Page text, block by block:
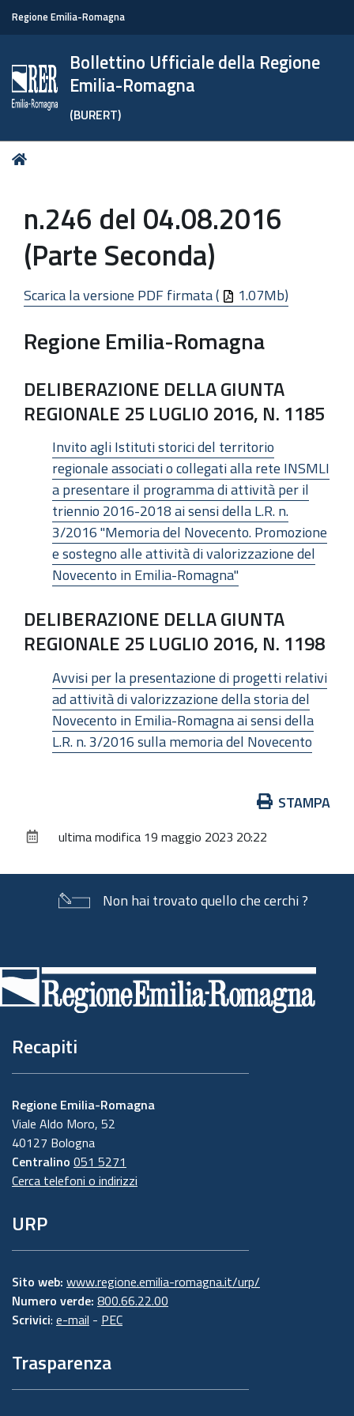
Regione Emilia-Romagna
Bollettino Ufficiale della Regione
Emilia-Romagna
(BURERT)
Tu
n.246 del 04.08.2016
(Parte Seconda)
Scarica la versione PDF firmata ( 1.07Mb)
Regione Emilia-Romagna
DELIBERAZIONE DELLA GIUNTA
REGIONALE 25 LUGLIO 2016, N. 1185
Invito agli Istituti storici del territorio
regionale associati o collegati alla rete INSMLI
a presentare il programma di attività per il
triennio 2016-2018 ai sensi della L.R. n.
3/2016 "Memoria del Novecento. Promozione
e sostegno alle attività di valorizzazione del
Novecento in Emilia-Romagna"
DELIBERAZIONE DELLA GIUNTA
REGIONALE 25 LUGLIO 2016, N. 1198
Avvisi per la presentazione di progetti relativi
ad attività di valorizzazione della storia del
Novecento in Emilia-Romagna ai sensi della
L.R. n. 3/2016 sulla memoria del Novecento
documento
STAMPA
ultima modifica 19 maggio 2023 20:22
Non hai trovato quello che cerchi ?
di
pagina
Recapiti
Regione Emilia-Romagna
Viale Aldo Moro, 52
40127 Bologna
Centralino 051 5271
Cerca telefoni o indirizzi
URP
Sito web: www.regione.emilia-romagna.it/urp/
Numero verde: 800.66.22.00
Scrivici: e-mail - PEC
Trasparenza